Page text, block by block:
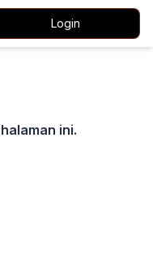
Login
ini.